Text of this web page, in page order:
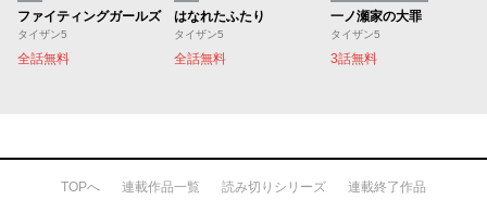
ファイティングガールズ
タイザン5
全話無料
はなれたふたり
タイザン5
全話無料
一ノ瀬家の大罪
タイザン5
3話無料
TOPへ 連載作品一覧 読み切りシリーズ 連載終了作品